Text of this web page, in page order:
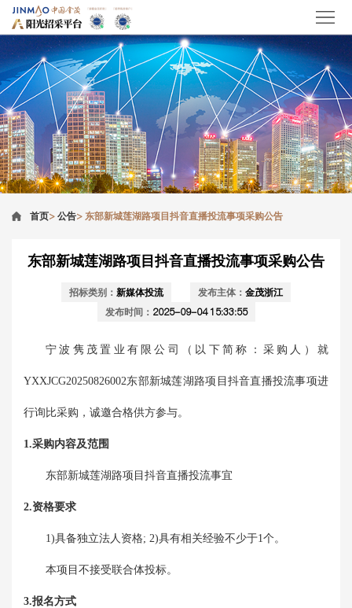
首页>公告>东部新城莲湖路项目抖音直播投流事项采购公告
东部新城莲湖路项目抖音直播投流事项采购公告
招标类别： 新媒体投流 发布主体： 金茂浙江
发布时间： 2025-09-04 15:33:55
宁波隽茂置业有限公司 （以下简称：采购人）就
YXXJCG20250826002东部新城莲湖路项目抖音直播投流事项进
行询比采购 ，诚邀合格供方参与。
1.采购内容及范围
东部新城莲湖路项目抖音直播投流事宜
2.资格要求
1)具备独立法人资格; 2)具有相关经验不少于1个。
本项目 不接受联合体投标。
3.报名方式